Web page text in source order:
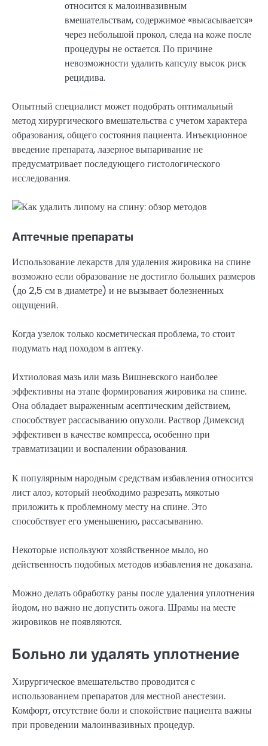
относится к малоинвазивным
вмешательствам, содержимое «высасывается»
через небольшой прокол, следа на коже после
процедуры не остается. По причине
невозможности удалить капсулу высок риск
рецидива.
Опытный специалист может подобрать оптимальный
метод хирургического вмешательства с учетом характера
образования, общего состояния пациента. Инъекционное
введение препарата, лазерное выпаривание не
предусматривает последующего гистологического
исследования.
Аптечные препараты
Использование лекарств для удаления жировика на спине
возможно если образование не достигло больших размеров
(до 2,5 см в диаметре) и не вызывает болезненных
ощущений.
Когда узелок только косметическая проблема, то стоит
подумать над походом в аптеку.
Ихтиоловая мазь или мазь Вишневского наиболее
эффективны на этапе формирования жировика на спине.
Она обладает выраженным асептическим действием,
способствует рассасыванию опухоли. Раствор Димексид
эффективен в качестве компресса, особенно при
травматизации и воспалении образования.
К популярным народным средствам избавления относится
лист алоэ, который необходимо разрезать, мякотью
приложить к проблемному месту на спине. Это
способствует его уменьшению, рассасыванию.
Некоторые используют хозяйственное мыло, но
действенность подобных методов избавления не доказана.
Можно делать обработку раны после удаления уплотнения
йодом, но важно не допустить ожога. Шрамы на месте
жировиков не появляются.
Больно ли удалять уплотнение
Хирургическое вмешательство проводится с
использованием препаратов для местной анестезии.
Комфорт, отсутствие боли и спокойствие пациента важны
при проведении малоинвазивных процедур.